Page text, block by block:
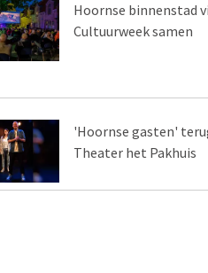
Hoornse binnenstad
Cultuurweek samen
'Hoornse gasten'
Theater het Pakhuis